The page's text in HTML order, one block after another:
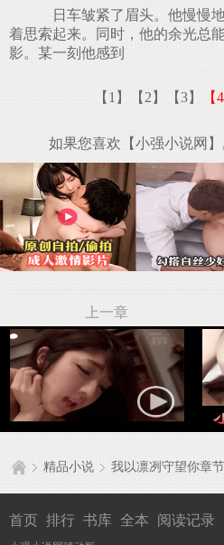
日车皱紧了眉头。他慢慢
着思索起来。同时，他的余光总
影。某一刻他感到
【1】 【2】 【3】 【
如果您喜欢【小强小说网
上一章
精品小说 我以凛冽守望你章
首页 排行 书库 全本 阅读记录